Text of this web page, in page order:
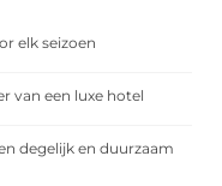
elk seizoen
van een luxe hotel
degelijk en duurzaam